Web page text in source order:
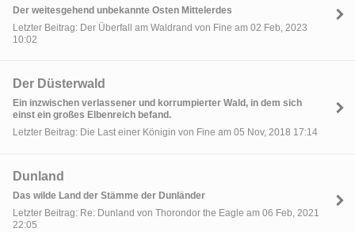
Der weitesgehend unbekannte Osten Mittelerdes
Letzter Beitrag: Der Überfall am Waldrand von Fine am 02 Feb, 2023
10:02
Der Düsterwald
Ein inzwischen verlassener und korrumpierter Wald, in dem sich
einst ein großes Elbenreich befand.
Letzter Beitrag: Die Last einer Königin von Fine am 05 Nov, 2018 17:14
Dunland
Das wilde Land der Stämme der Dunländer
Letzter Beitrag: Re: Dunland von Thorondor the Eagle am 06 Feb, 2021
22:05